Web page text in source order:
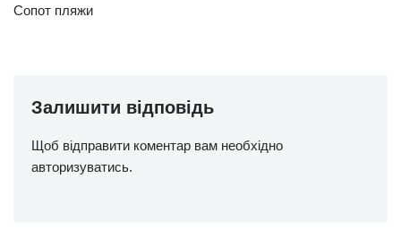
Сопот пляжи
Залишити відповідь
Щоб відправити коментар вам необхідно
авторизуватись.